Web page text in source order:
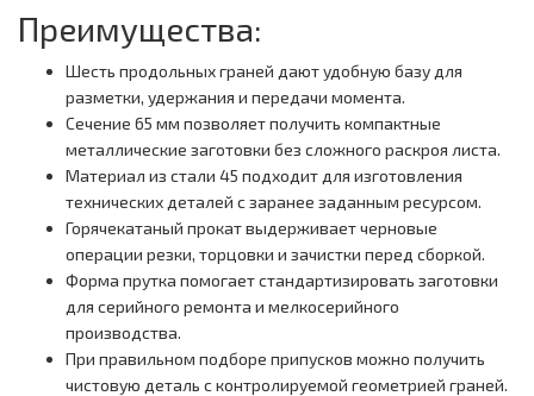
Преимущества:
Шесть продольных граней дают удобную базу для
разметки, удержания и передачи момента.
Сечение 65 мм позволяет получить компактные
металлические заготовки без сложного раскроя листа.
Материал из стали 45 подходит для изготовления
технических деталей с заранее заданным ресурсом.
Горячекатаный прокат выдерживает черновые
операции резки, торцовки и зачистки перед сборкой.
Форма прутка помогает стандартизировать заготовки
для серийного ремонта и мелкосерийного
производства.
При правильном подборе припусков можно получить
чистовую деталь с контролируемой геометрией граней.